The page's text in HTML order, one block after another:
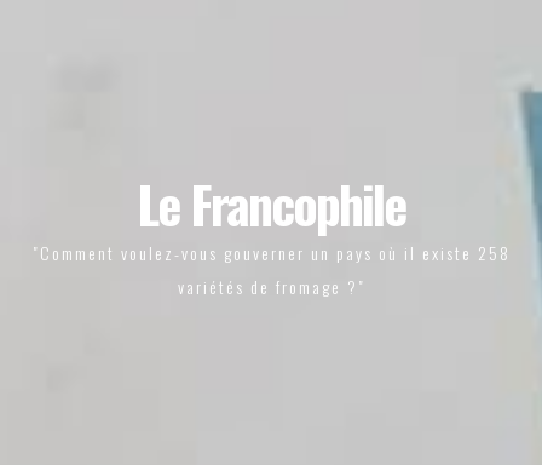
Le Francophile
"Comment voulez-vous gouverner un pays où il existe 258
variétés de fromage ?"